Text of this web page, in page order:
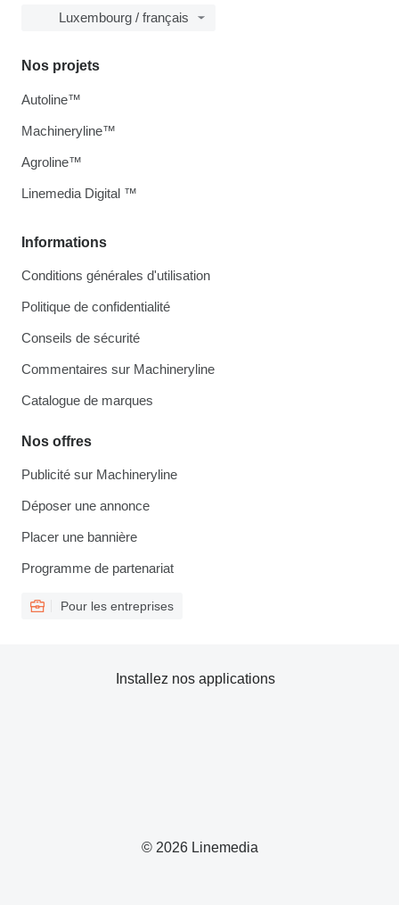
Luxembourg / français
Informations
Conditions générales d'utilisation
Politique de confidentialité
Conseils de sécurité
Commentaires sur Machineryline
Catalogue de marques
Nos offres
Publicité sur Machineryline
Déposer une annonce
Placer une bannière
Programme de partenariat
Pour les entreprises
Nos projets
Autoline™
Machineryline™
Agroline™
Linemedia Digital ™
© 2026 Linemedia
Installez nos applications